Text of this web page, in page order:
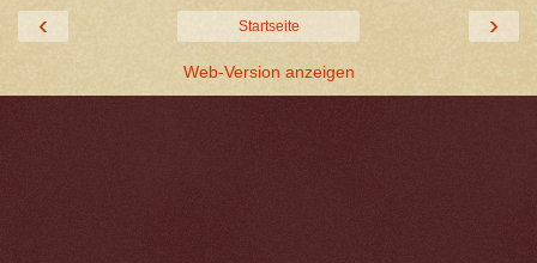
‹ ›
Startseite
Web-Version anzeigen